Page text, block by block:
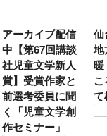
アーカイブ配信
中【第67回講談
社児童文学新人
賞】受賞作家と
前選考委員に聞
く「児童文学創
作セミナー」
仙
地
て